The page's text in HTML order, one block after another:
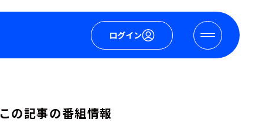
ログイン
この記事の番組情報